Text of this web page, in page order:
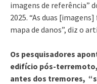
imagens de referência”
2025. “As duas
mapa de danos”, diz o
Os pesquisadores
edifício pós-
antes dos tremores,